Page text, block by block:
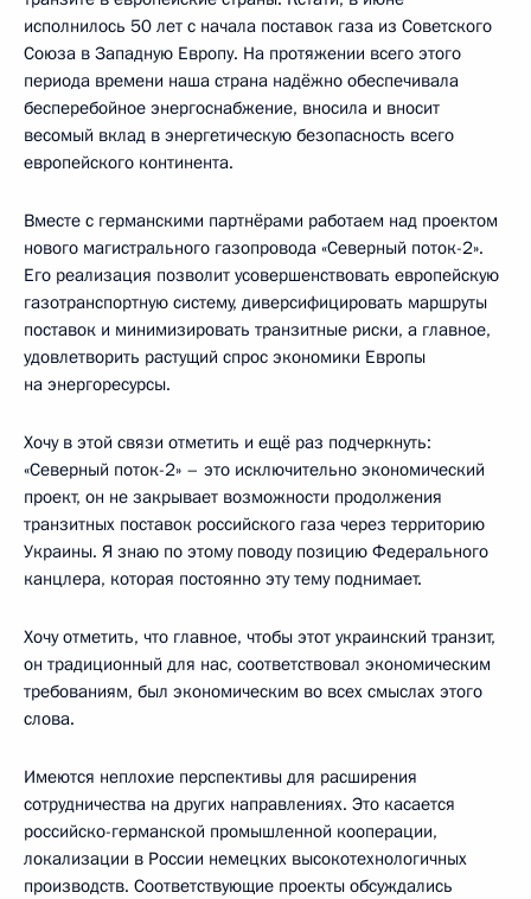
исполнилось 50 лет с начала поставок газа из Советского
Союза в Западную Европу. На протяжении всего этого
периода времени наша страна надёжно обеспечивала
бесперебойное энергоснабжение, вносила и вносит
весомый вклад в энергетическую безопасность всего
европейского континента.
Вместе с германскими партнёрами работаем над проектом
нового магистрального газопровода «Северный поток-2».
Его реализация позволит усовершенствовать европейскую
газотранспортную систему, диверсифицировать маршруты
поставок и минимизировать транзитные риски, а главное,
удовлетворить растущий спрос экономики Европы
на энергоресурсы.
Хочу в этой связи отметить и ещё раз подчеркнуть:
«Северный поток-2» – это исключительно экономический
проект, он не закрывает возможности продолжения
транзитных поставок российского газа через территорию
Украины. Я знаю по этому поводу позицию Федерального
канцлера, которая постоянно эту тему поднимает.
Хочу отметить, что главное, чтобы этот украинский транзит,
он традиционный для нас, соответствовал экономическим
требованиям, был экономическим во всех смыслах этого
слова.
Имеются неплохие перспективы для расширения
сотрудничества на других направлениях. Это касается
российско-германской промышленной кооперации,
локализации в России немецких высокотехнологичных
производств. Соответствующие проекты обсуждались